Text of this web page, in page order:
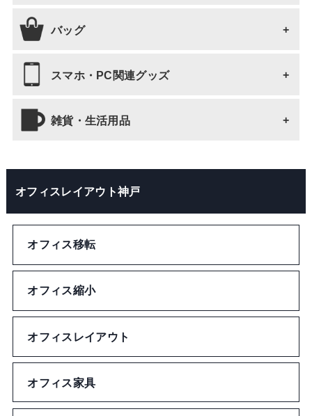
ボールペン
ブックマーク・しおり
クリップ
テープ
ペンケース
ネックストラップ
セキュリティ
アパレルグッズ 全て
Tシャツ
靴下・タイツ
ネックウォーマー
ネクタイ
リストバンド
フェイスシール
バッグ
バッグ 全て
トートバッグ
巾着バッグ
ドリンクカバー
エコバッグ
ユニフォーム型バッグ
スマホ・PC関連グッズ
スマホ・PC関連グッズ 全て
その他スマホ・PC関連グッズ
雑貨・生活用品
雑貨・生活用品 全て
タオル・ハンカチ
ポーチ
ペンケース
カード・パスケース
オフィスレイアウト神戸
オフィス移転
オフィス縮小
オフィスレイアウト
オフィス家具